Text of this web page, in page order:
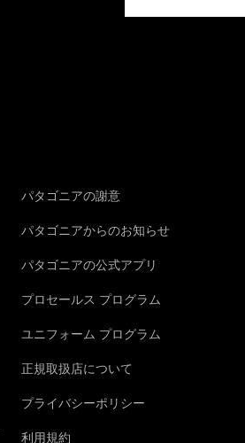
パタゴニアの謝意
パタゴニアからのお知らせ
パタゴニアの公式アプリ
プロセールス プログラム
ユニフォーム プログラム
正規取扱店について
プライバシーポリシー
利用規約